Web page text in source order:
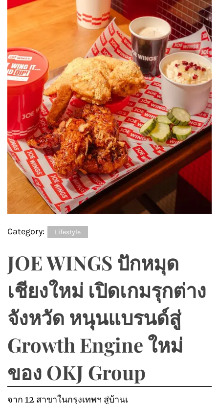
Category: Lifestyle
JOE WINGS ปักหมุด
เชียงใหม่ เปิดเกมรุกต่าง
จังหวัด หนุนแบรนด์สู่
Growth Engine ใหม่
ของ OKJ Group
จาก 12 สาขาในกรุงเทพฯ สู่บ้านเ